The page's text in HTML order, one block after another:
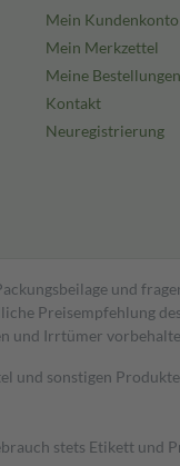
Mein Kundenkonto
Mein Merkzettel
Meine Bestellungen
Kontakt
Neuregistrierung
und
Preisempfehlung
und Irrtümer
und sonstigen
stets Etikett und